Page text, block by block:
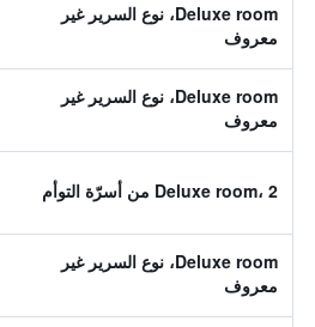
Deluxe room، نوع السرير غير
معروف
Deluxe room، نوع السرير غير
معروف
Deluxe room، 2 من أسرّة التوأم
Deluxe room، نوع السرير غير
معروف